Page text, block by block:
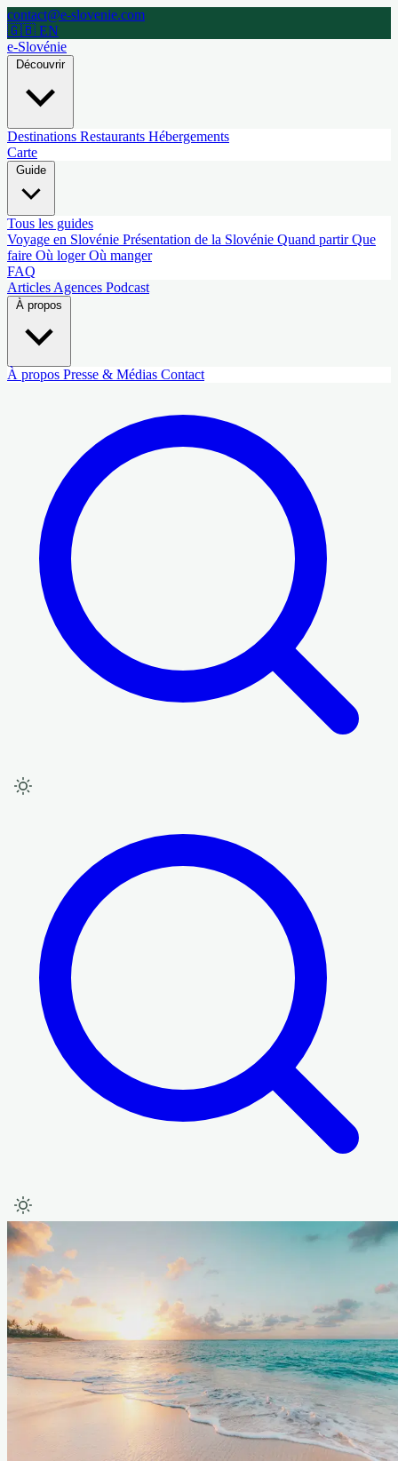
contact@e-slovenie.com
🇬🇧 EN
e-Slovénie
Découvrir
Destinations Restaurants Hébergements
Carte
Tous les guides
Voyage en Slovénie Présentation de la Slovénie Quand partirQue
faire Où logerOù manger
FAQ
Articles Agences Podcast
À propos Presse & Médias Contact